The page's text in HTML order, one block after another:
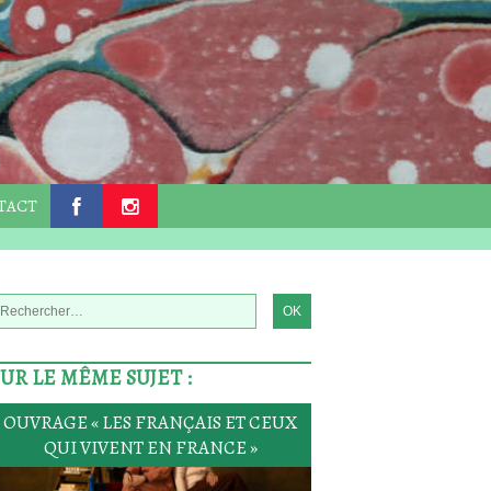
LE MÊME SUJET :
OUVRAGE « LES FRANÇAIS ET CEUX
QUI VIVENT EN FRANCE »